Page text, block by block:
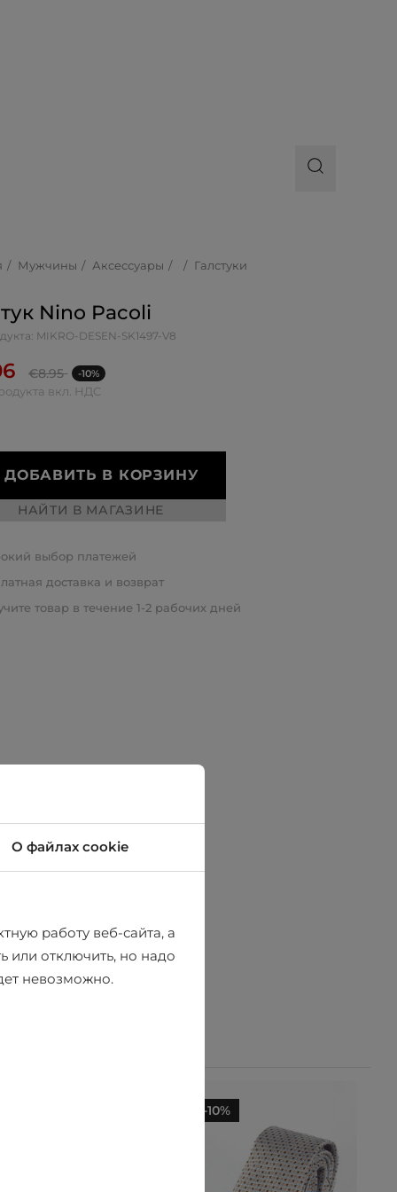
Мужчины Аксессуары Галстуки
Nino Pacoli
MIKRO-DESEN-SK1497-V8
€8.95 -10%
вкл. НДС
ДОБАВИТЬ В КОРЗИНУ
НАЙТИ В МАГАЗИНЕ
выбор платежей
доставка и возврат
товар в течение 1-2 рабочих дней
-10%
О файлах cookie
работу веб-сайта, а
или отключить, но надо
невозможно.